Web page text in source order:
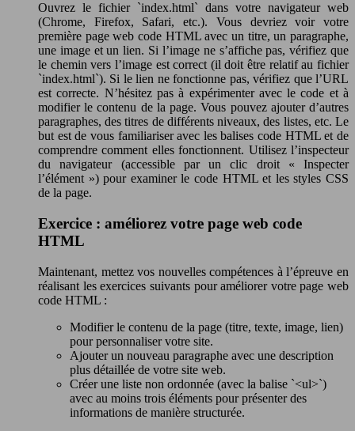
Ouvrez le fichier `index.html` dans votre navigateur web
(Chrome, Firefox, Safari, etc.). Vous devriez voir votre
première page web code HTML avec un titre, un paragraphe,
une image et un lien. Si l’image ne s’affiche pas, vérifiez que
le chemin vers l’image est correct (il doit être relatif au fichier
`index.html`). Si le lien ne fonctionne pas, vérifiez que l’URL
est correcte. N’hésitez pas à expérimenter avec le code et à
modifier le contenu de la page. Vous pouvez ajouter d’autres
paragraphes, des titres de différents niveaux, des listes, etc. Le
but est de vous familiariser avec les balises code HTML et de
comprendre comment elles fonctionnent. Utilisez l’inspecteur
du navigateur (accessible par un clic droit « Inspecter
l’élément ») pour examiner le code HTML et les styles CSS
de la page.
Exercice : améliorez votre page web code
HTML
Maintenant, mettez vos nouvelles compétences à l’épreuve en
réalisant les exercices suivants pour améliorer votre page web
code HTML :
Modifier le contenu de la page (titre, texte, image, lien)
pour personnaliser votre site.
Ajouter un nouveau paragraphe avec une description
plus détaillée de votre site web.
Créer une liste non ordonnée (avec la balise `<ul>`)
avec au moins trois éléments pour présenter des
informations de manière structurée.